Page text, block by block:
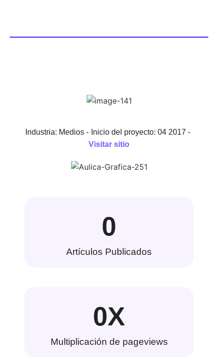
Industria: Medios - Inicio del proyecto: 04 2017 -
Visitar sitio
Artículos Publicados
0
Multiplicación de pageviews
0X